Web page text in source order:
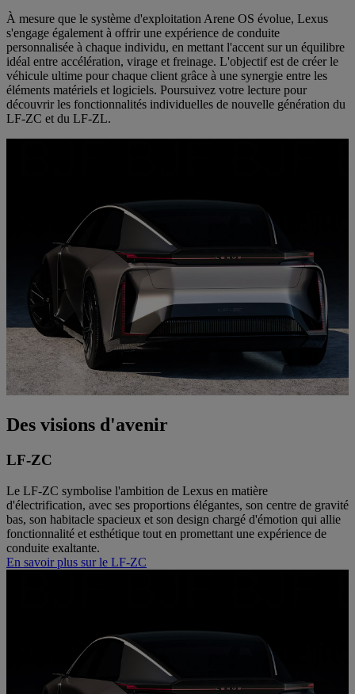
À mesure que le système d'exploitation Arene OS évolue, Lexus
s'engage également à offrir une expérience de conduite
personnalisée à chaque individu, en mettant l'accent sur un équilibre
idéal entre accélération, virage et freinage. L'objectif est de créer le
véhicule ultime pour chaque client grâce à une synergie entre les
éléments matériels et logiciels. Poursuivez votre lecture pour
découvrir les fonctionnalités individuelles de nouvelle génération du
LF-ZC et du LF-ZL.
Des visions d'avenir
LF-ZC
Le LF-ZC symbolise l'ambition de Lexus en matière
d'électrification, avec ses proportions élégantes, son centre de gravité
bas, son habitacle spacieux et son design chargé d'émotion qui allie
fonctionnalité et esthétique tout en promettant une expérience de
conduite exaltante.
En savoir plus sur le LF-ZC